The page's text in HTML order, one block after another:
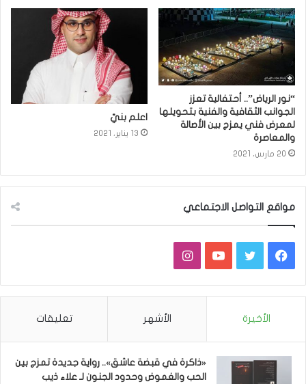
“نور الرياض”.. أحتفالية تعزز
الجوانب الثقافية والفنية بتحويلها
لمعرض فني يمزج بين الأصالة
والمعاصرة
20 مارس، 2021
اعلم بنيّ
13 يناير، 2021
مواقع التواصل الاجتماعي
فيسبوكتويتر يوتيوبانستقرام
الأخيرة الأشهر تعليقات
«ذاكرة في قبضة عاشق».. رواية جديدة تمزج بين
الحب والغموض وحدود الجنون لـ علاء ذيب